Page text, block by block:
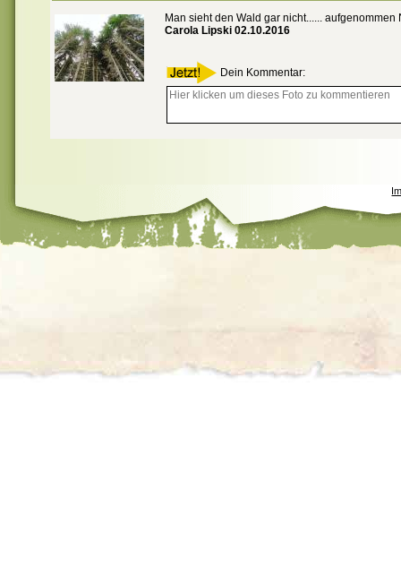
Man sieht den Wald gar nicht......
Carola Lipski 02.10.2016
Dein Kommentar: